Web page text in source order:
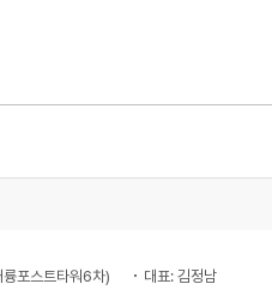
포스트타워6차) 대표: 김정남